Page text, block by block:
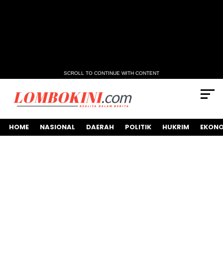
SCROLL TO CONTINUE WITH CONTENT
HOME NASIONAL DAERAH POLITIK HUKRIM